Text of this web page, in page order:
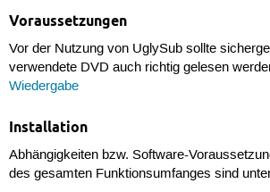
Voraussetzungen
Vor der Nutzung von UglySub sollte
verwendete DVD auch richtig gelesen
Wiedergabe
Installation
Abhängigkeiten bzw. Software-
des gesamten Funktionsumfanges sind